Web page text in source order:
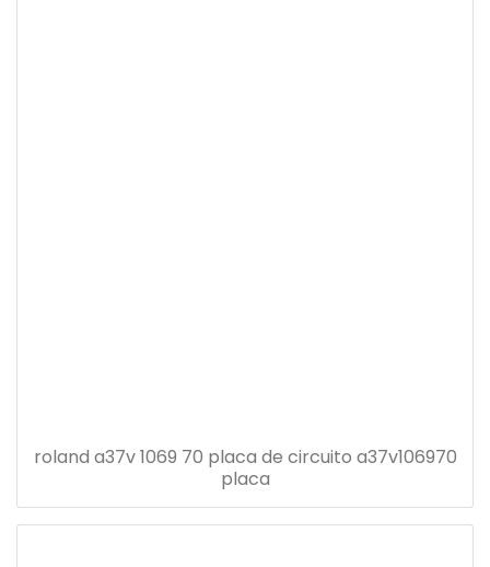
roland a37v 1069 70 placa de circuito a37v106970
placa